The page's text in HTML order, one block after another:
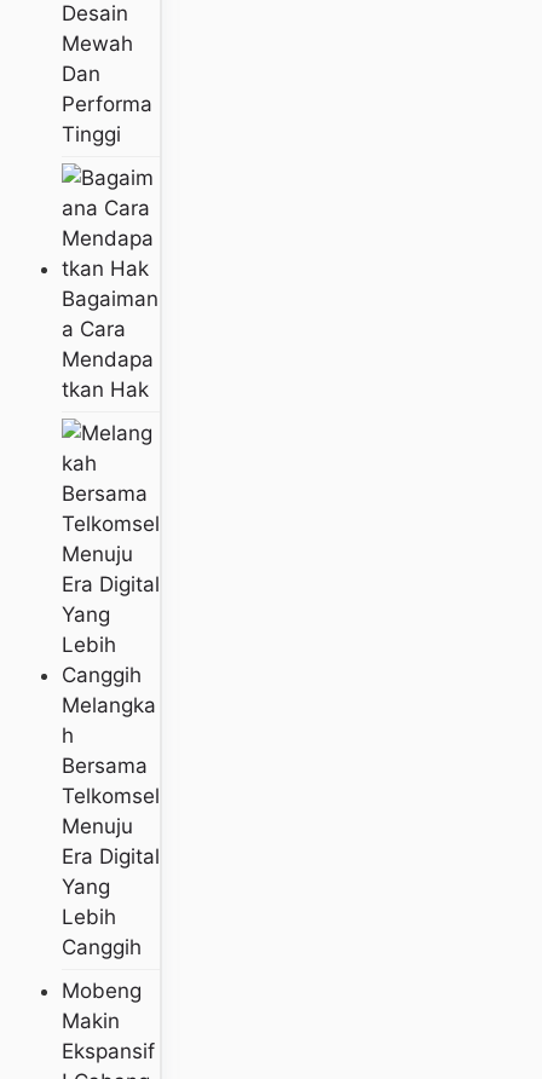
Desain
Mewah
Dan
Performa
Tinggi
Bagaiman
A Cara
Mendapa
Tkan Hak
Melangka
H
Bersama
Telkomsel
Menuju
Era Digital
Yang
Lebih
Canggih
Mobeng
Makin
Ekspansif